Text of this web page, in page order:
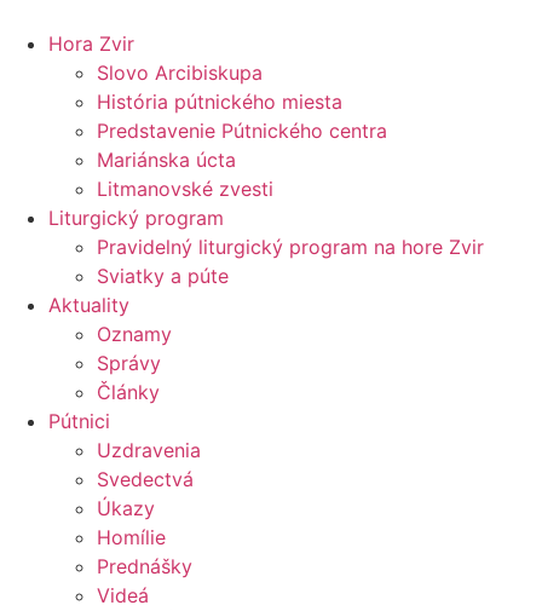
Hora Zvir
Slovo Arcibiskupa
História pútnického miesta
Predstavenie Pútnického centra
Mariánska úcta
Litmanovské zvesti
Liturgický program
Pravidelný liturgický program na hore Zvir
Sviatky a púte
Aktuality
Oznamy
Správy
Články
Pútnici
Uzdravenia
Svedectvá
Úkazy
Homílie
Prednášky
Videá